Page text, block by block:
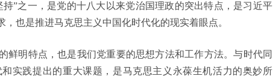
”之一，是党的十八大以来党治国理政的突出特点，是习近平
也是推进马克思主义中国化时代化的现实着眼点。
明特点，也是我们党重要的思想方法和工作方法。与时代同
实践提出的重大课题，是马克思主义永葆生机活力的奥妙所